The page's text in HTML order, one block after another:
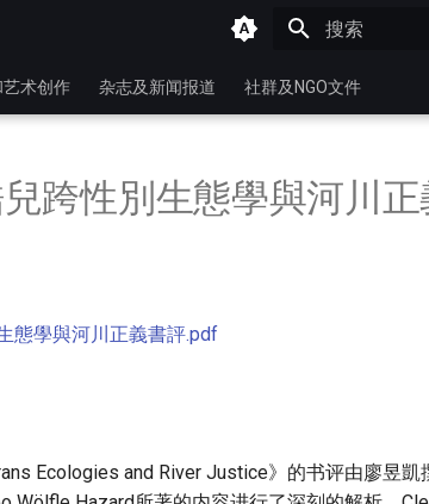
术创作 杂志及新闻报道 社群及NGO文件
跨性別生態學與河川正
態學與河川正義書評.pdf
Ecologies and River Justice》的书评由廖昱凱